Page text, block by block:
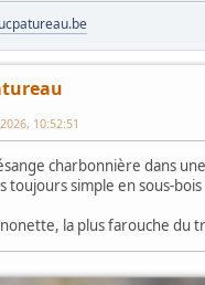
10:52:51
charbonnière dans
toujours simple en sous-bois
la plus farouche du